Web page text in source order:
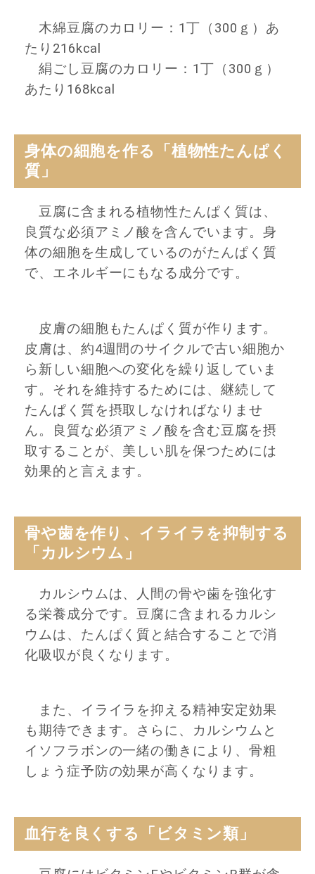
木綿豆腐のカロリー：1丁（300ｇ）あ
たり216kcal
絹ごし豆腐のカロリー：1丁（300ｇ）
あたり168kcal
身体の細胞を作る「植物性たんぱく
質」
豆腐に含まれる植物性たんぱく質は、
良質な必須アミノ酸を含んでいます。身
体の細胞を生成しているのがたんぱく質
で、エネルギーにもなる成分です。
皮膚の細胞もたんぱく質が作ります。
皮膚は、約4週間のサイクルで古い細胞か
ら新しい細胞への変化を繰り返していま
す。それを維持するためには、継続して
たんぱく質を摂取しなければなりませ
ん。良質な必須アミノ酸を含む豆腐を摂
取することが、美しい肌を保つためには
効果的と言えます。
骨や歯を作り、イライラを抑制する
「カルシウム」
カルシウムは、人間の骨や歯を強化す
る栄養成分です。豆腐に含まれるカルシ
ウムは、たんぱく質と結合することで消
化吸収が良くなります。
また、イライラを抑える精神安定効果
も期待できます。さらに、カルシウムと
イソフラボンの一緒の働きにより、骨粗
しょう症予防の効果が高くなります。
血行を良くする「ビタミン類」